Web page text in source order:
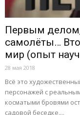
Первым
самолёты…
мир (опыт
28 мая 2018
Всё это
персонажей с
косматыми бровями
садовой беседке....